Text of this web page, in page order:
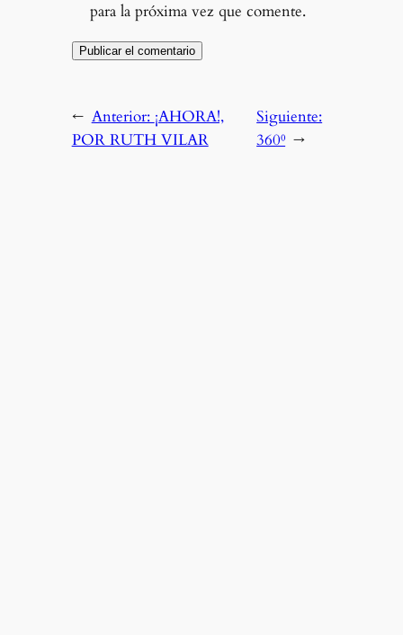
para la próxima vez que comente.
← Anterior: ¡AHORA!,
POR RUTH VILAR
Siguiente:
360⁰ →